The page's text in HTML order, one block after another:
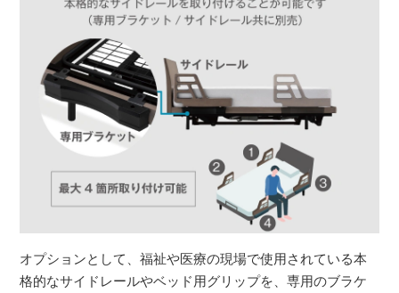
オプションとして、福祉や医療の現場で使用されている本
格的なサイドレールやベッド用グリップを、専用のブラケ